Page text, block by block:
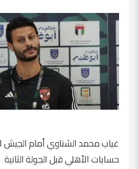
غياب محمد الشناوي أمام الجيش
حسابات الأهلي قبل الجولة الثانية